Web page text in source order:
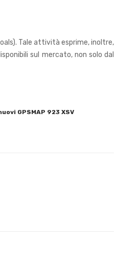
Tale attività esprime, inoltre,
sul mercato, non solo dal
GPSMAP 923 XSV